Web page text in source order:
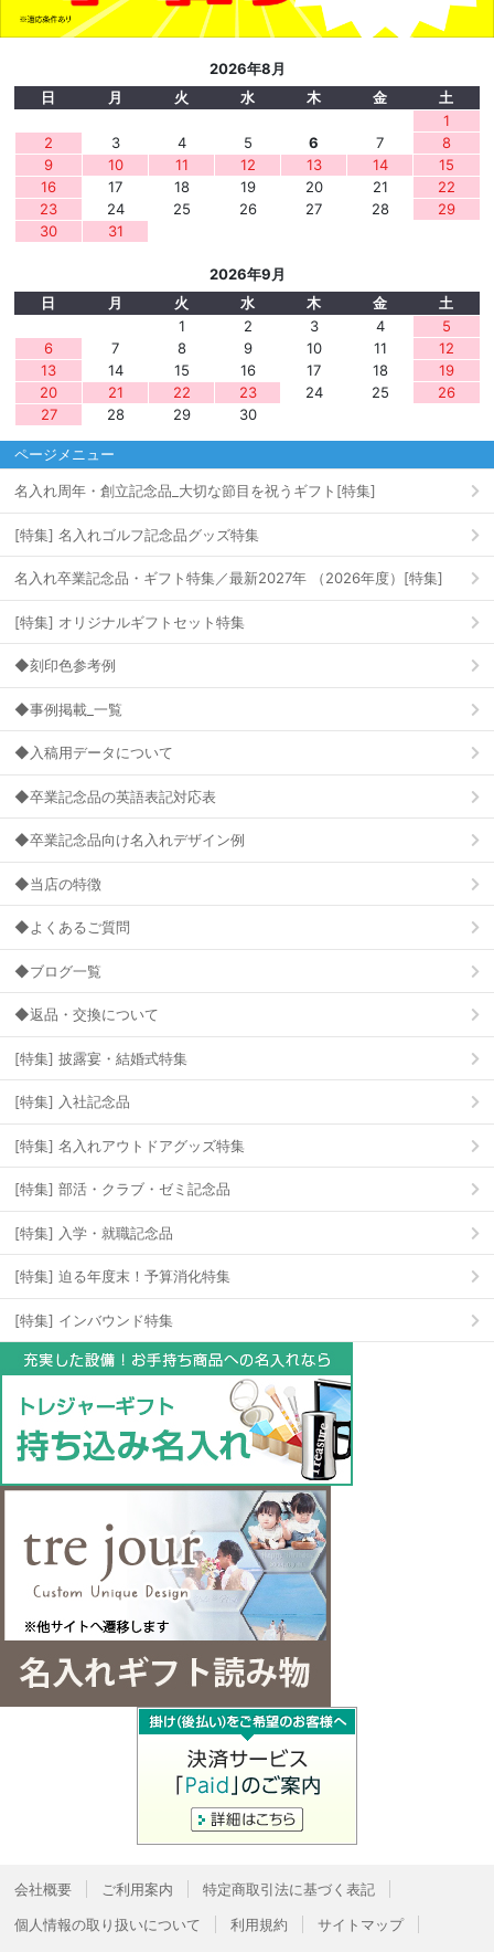
2026年8月
日
月 火 水 木 金
土
1
2
3 4 5 6 7
8
9
10 11 12 13 14
15
16
17 18 19 20 21
22
23
24 25 26 27 28
29
30
31
2026年9月
日
月 火 水 木 金
土
1
2 3 4
5
6
7 8 9 10 11
12
13
14 15 16 17 18
19
20
21 22 23 24 25
26
27
28 29 30
ページメニュー
名入れ周年・創立記念品_大切な節目を祝うギフト[特集]
[特集] 名入れゴルフ記念品グッズ特集
名入れ卒業記念品・ギフト特集／最新2027年 （2026年度）[特集]
[特集] オリジナルギフトセット特集
◆刻印色参考例
◆事例掲載_一覧
◆入稿用データについて
◆卒業記念品の英語表記対応表
◆卒業記念品向け名入れデザイン例
◆当店の特徴
◆よくあるご質問
◆ブログ一覧
◆返品・交換について
[特集] 披露宴・結婚式特集
[特集] 入社記念品
[特集] 名入れアウトドアグッズ特集
[特集] 部活・クラブ・ゼミ記念品
[特集] 入学・就職記念品
[特集] 迫る年度末！予算消化特集
[特集] インバウンド特集
会社概要 ご利用案内
特定商取引法に基づく表記
個人情報の取り扱いについて
利用規約
サイトマップ